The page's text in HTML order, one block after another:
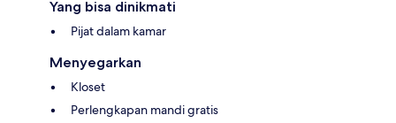
Yang bisa dinikmati
Pijat dalam kamar
Menyegarkan
Kloset
Perlengkapan mandi gratis